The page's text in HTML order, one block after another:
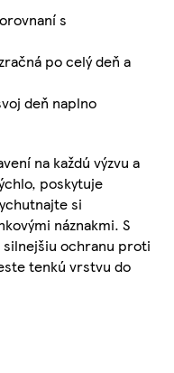
s
po celý deň a
deň naplno
na každú výzvu a
poskytuje
si
náznakmi. S
silnejšiu ochranu proti
tenkú vrstvu do